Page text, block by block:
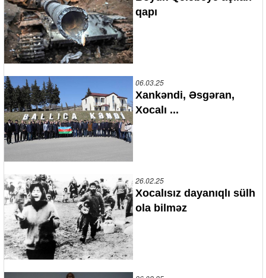
qapı
06.03.25
Xankəndi, Əsgəran,
Xocalı ...
26.02.25
Xocalısız dayanıqlı sülh
ola bilməz